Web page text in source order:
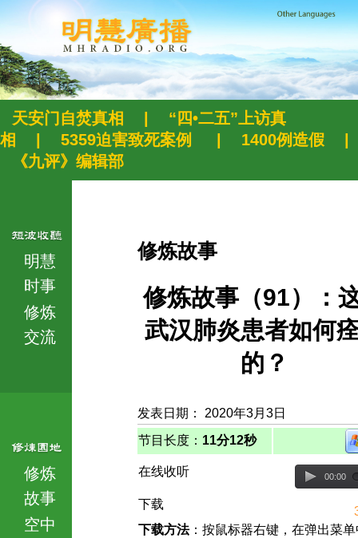
天安门自焚真相
“四•二五”上访真
相
5359迫害致死案例 1400例造假
《九评》编辑部
明慧
时事
修炼
交流
修炼
故事
空中
修炼故事
修炼故事（91）：
武汉肺炎患者如何
的？
发表日期： 2020年3月3日
节目长度： 11分12秒
在线收听 00:00
下载
下载方法：按鼠标器右键，在弹出菜